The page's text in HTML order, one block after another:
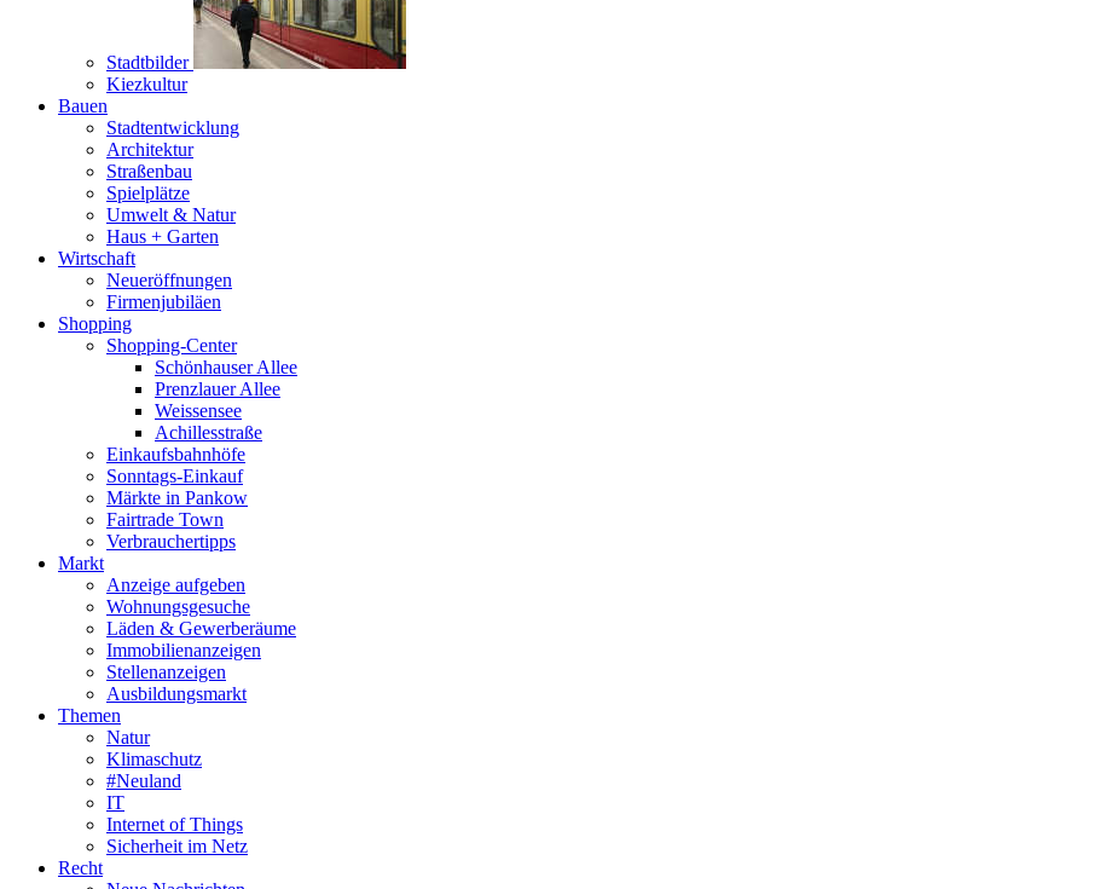
Stadtbilder
Kiezkultur
Bauen
Stadtentwicklung
Architektur
Straßenbau
Spielplätze
Umwelt & Natur
Haus + Garten
Wirtschaft
Neueröffnungen
Firmenjubiläen
Shopping
Shopping-Center
Schönhauser Allee
Prenzlauer Allee
Weissensee
Achillesstraße
Einkaufsbahnhöfe
Sonntags-Einkauf
Märkte in Pankow
Fairtrade Town
Verbrauchertipps
Markt
Anzeige aufgeben
Wohnungsgesuche
Läden & Gewerberäume
Immobilienanzeigen
Stellenanzeigen
Ausbildungsmarkt
Themen
Natur
Klimaschutz
#Neuland
IT
Internet of Things
Sicherheit im Netz
Recht